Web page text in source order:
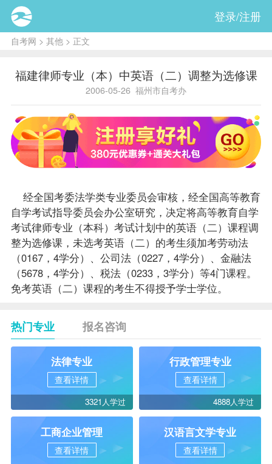
登录/注册
自考网 > 其他 > 正文
福建律师专业（本）中英语（二）调整为选修课
2006-05-26 福州市自考办
经全国考委法学类专业委员会审核，经全国高等教育
自学考试指导委员会办公室研究，决定将高等教育自学
考试律师专业（本科） 考试计划中的英语（二） 课程调
整为选修课，未选考英语（二）的考生须加考劳动法
（0167，4学分）、 公司法（0227，4学分）、 金融法
（5678，4学分）、 税法（0233，3学分）等4门课程。
免考英语（二）课程的考生不得授予学士学位。
热门专业 报名咨询
法律专业
查看详情
3321人学过
行政管理专业
查看详情
4888人学过
工商企业管理
查看详情
汉语言文学专业
查看详情